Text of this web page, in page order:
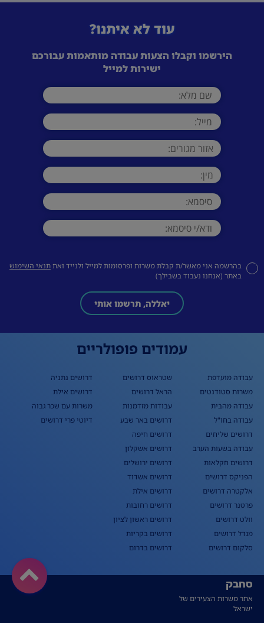
עוד לא איתנו?
הירשמו וקבלו הצעות עבודה מותאמות עבורכם
ישירות למייל
בהרשמה אני מאשר/ת קבלת משרות ופרסומות למייל ולנייד ואתתנאי השימוש
באתר (אנחנו נעבוד בשבילך)
יאללה, תרשמו אותי
עמודים פופולריים
עבודה מועדפת
משרות סטודנטים
עבודה מהבית
עבודה בחו"ל
דרושים שליחים
עבודה בשעות הערב
דרושים חקלאות
הפניקס דרושים
אלקטרה דרושים
פרטנר דרושים
וולט דרושים
מגדל דרושים
סלקום דרושים
שטראוס דרושים
הראל דרושים
עבודות מזדמנות
דרושים באר שבע
דרושים חיפה
דרושים אשקלון
דרושים ירושלים
דרושים אשדוד
דרושים אילת
דרושים רחובות
דרושים ראשון לציון
דרושים בקריות
דרושים בדרום
דרושים נתניה
דרושים אילת
משרות עם שכר גבוה
דיוטי פרי דרושים
סחבק
אתר משרות הצעירים של
ישראל